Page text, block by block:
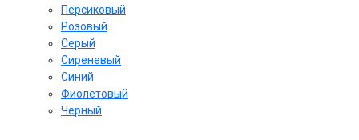
Персиковый
Розовый
Серый
Сиреневый
Cиний
Фиолетовый
Чёрный